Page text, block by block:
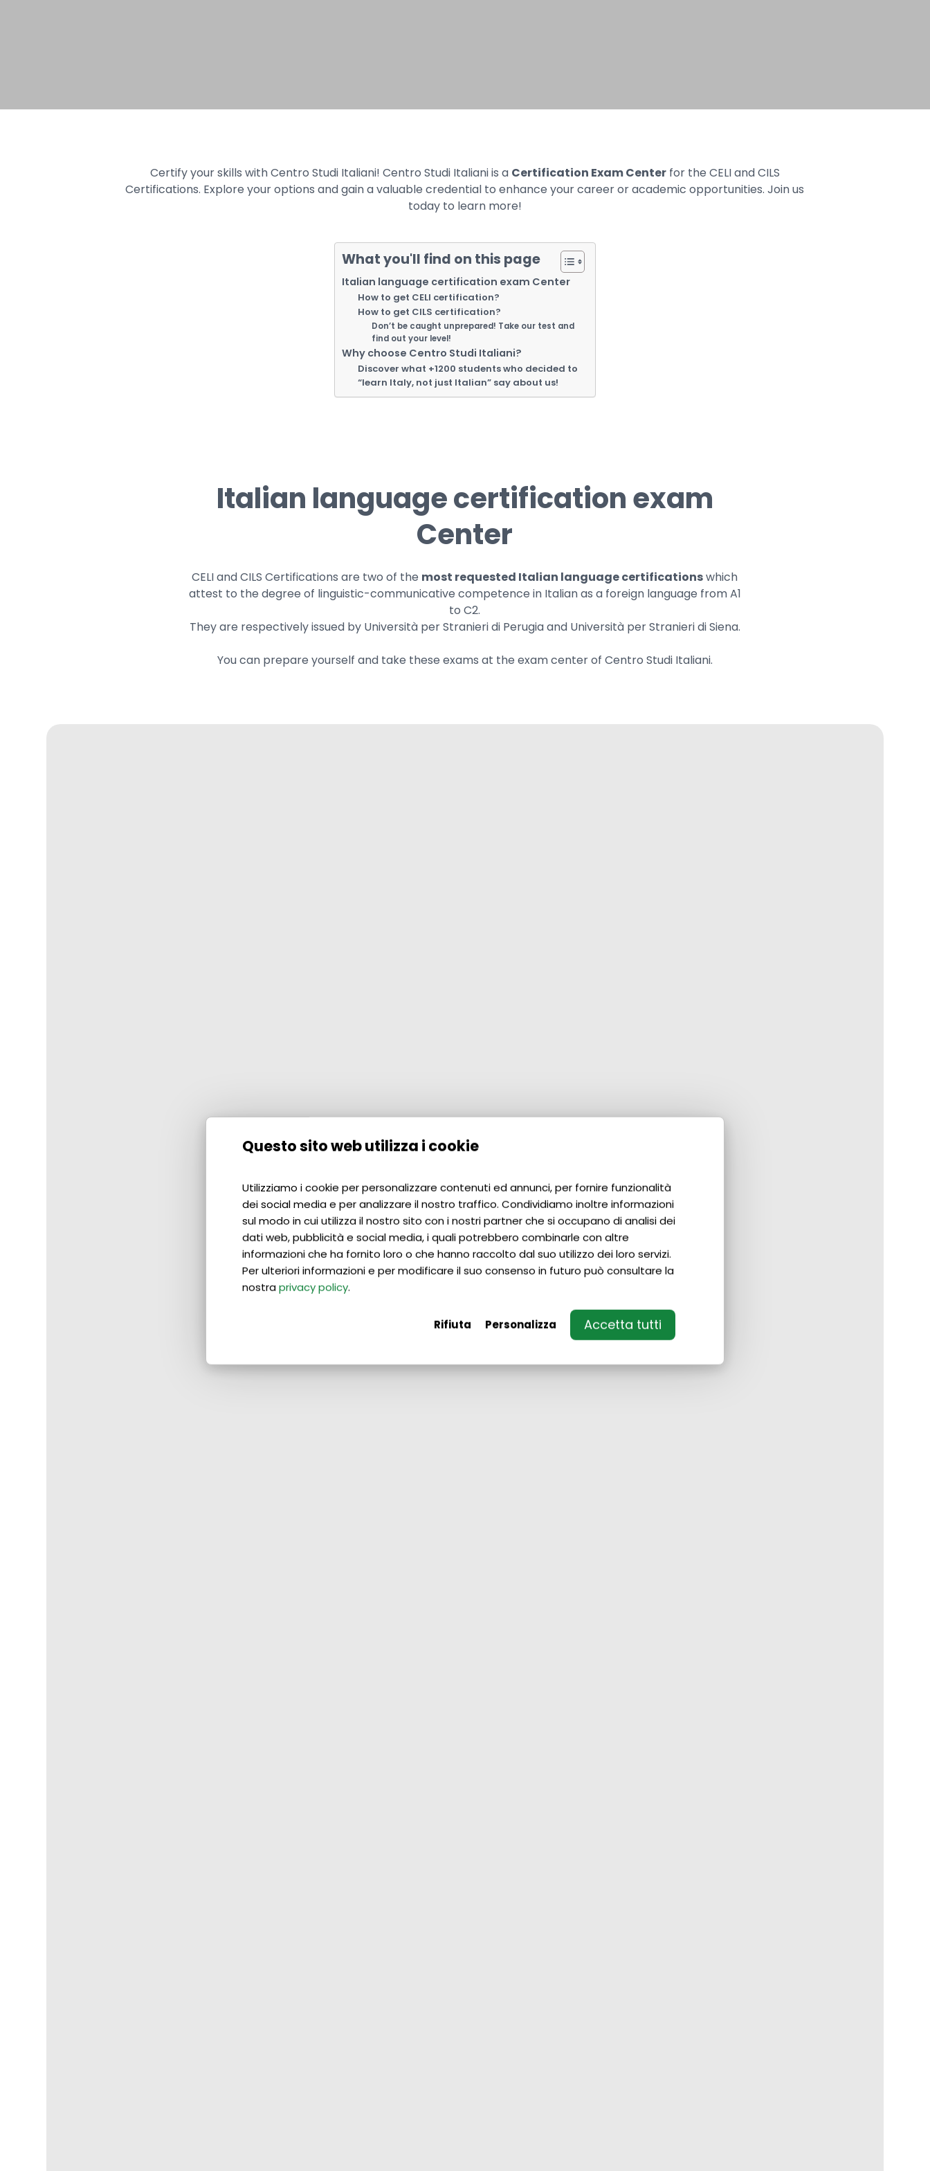
Questo sito web utilizza i cookie
Utilizziamo i cookie per personalizzare contenuti ed annunci, per fornire funzionalità
dei social media e per analizzare il nostro traffico. Condividiamo inoltre informazioni
sul modo in cui utilizza il nostro sito con i nostri partner che si occupano di analisi dei
dati web, pubblicità e social media, i quali potrebbero combinarle con altre
informazioni che ha fornito loro o che hanno raccolto dal suo utilizzo dei loro servizi.
Per ulteriori informazioni e per modificare il suo consenso in futuro può consultare la
nostraprivacy policy.
Rifiuta Personalizza Accetta tutti
Certify your skills with Centro Studi Italiani! Centro Studi Italiani is a Certification Exam Centerfor the CELI and CILS
Certifications. Explore your options and gain a valuable credential to enhance your career or academic opportunities. Join us
today to learn more!
What you'll find on this page
Italian language certification exam Center
How to get CELI certification?
How to get CILS certification?
Don’t be caught unprepared! Take our test and
find out your level!
Why choose Centro Studi Italiani?
Discover what +1200 students who decided to
“learn Italy, not just Italian” say about us!
Italian language certification exam
Center
CELI and CILS Certifications are two of the most requested Italian language certificationswhich
attest to the degree of linguistic-communicative competence in Italian as a foreign language from A1
to C2.
They are respectively issued by Università per Stranieri di Perugia and Università per Stranieri di Siena.
You can prepare yourself and take these exams at the exam center of Centro Studi Italiani.